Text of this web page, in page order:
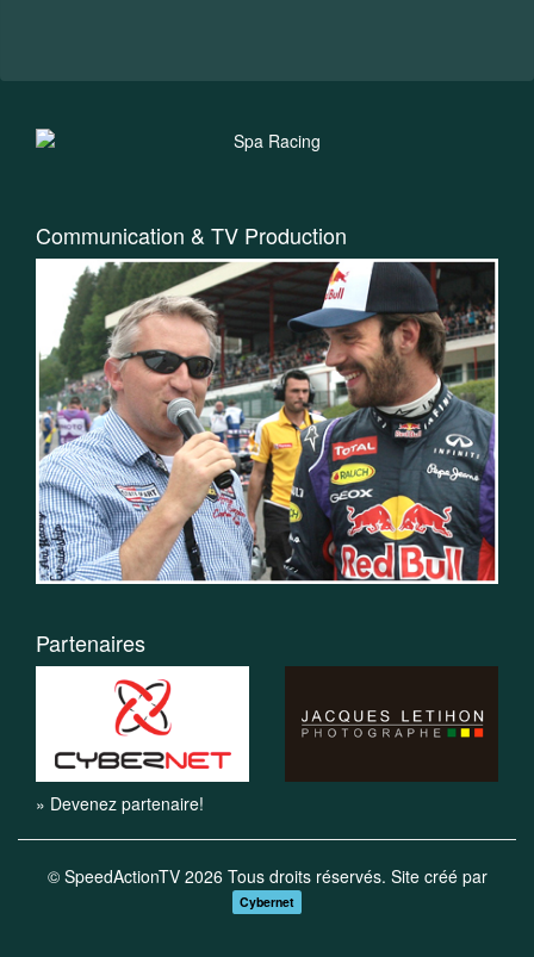
Communication & TV Production
Partenaires
» Devenez partenaire!
© SpeedActionTV 2026 Tous droits réservés. Site créé par
Cybernet